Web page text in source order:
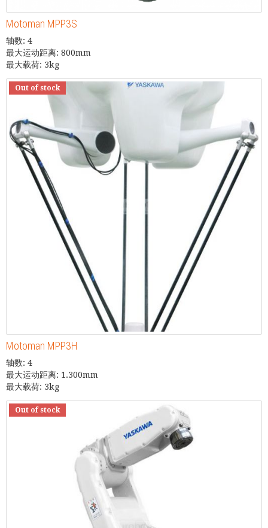
Motoman MPP3S
轴数: 4
最大运动距离: 800mm
最大载荷: 3kg
Out of stock
Motoman MPP3H
轴数: 4
最大运动距离: 1.300mm
最大载荷: 3kg
Out of stock